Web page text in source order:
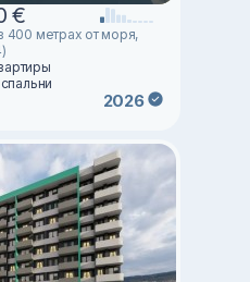
€
400 метрах от моря,
2026